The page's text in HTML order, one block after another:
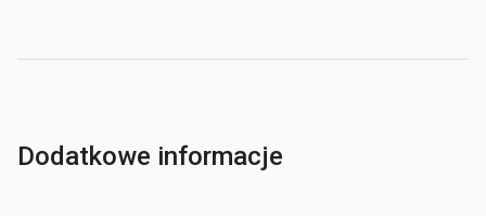
Dodatkowe informacje